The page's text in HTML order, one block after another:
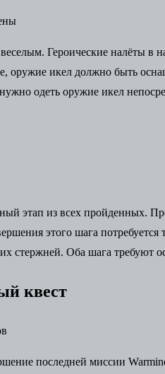
Героические налёты в
оружие икел должно быть
одеть оружие икел
этап из всех пройденных.
этого шага
стержней. Оба шага требуют
квест
последней миссии